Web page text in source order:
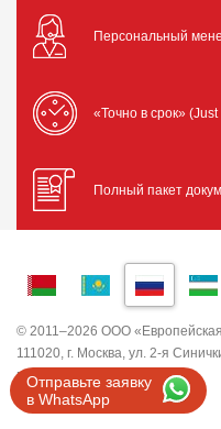
Отправьте заявку
в WhatsApp
Персональный
«Точно в срок»
Полный пакет
© 2011–2026 ООО
111020, г. Москва, ул. 2-я
помещение I, комната 5
ИНН 7743820503 ООО "ЕМК"